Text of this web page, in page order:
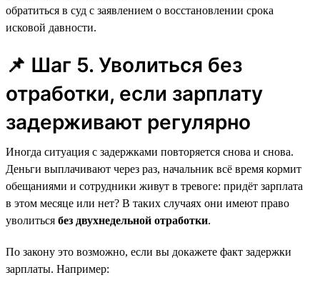
обратиться в суд с заявлением о восстановлении срока
исковой давности.
📌 Шаг 5. Уволиться без
отработки, если зарплату
задерживают регулярно
Иногда ситуация с задержками повторяется снова и снова.
Деньги выплачивают через раз, начальник всё время кормит
обещаниями и сотрудники живут в тревоге: придёт зарплата
в этом месяце или нет? В таких случаях они имеют право
уволиться без двухнедельной отработки.
По закону это возможно, если вы докажете факт задержки
зарплаты. Например: